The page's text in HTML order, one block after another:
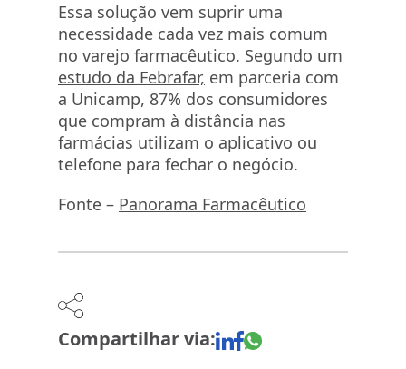
Essa solução vem suprir uma
necessidade cada vez mais comum
no varejo farmacêutico. Segundo um
estudo da Febrafar, em parceria com
a Unicamp, 87% dos consumidores
que compram à distância nas
farmácias utilizam o aplicativo ou
telefone para fechar o negócio.
Fonte – Panorama Farmacêutico
Compartilhar via: